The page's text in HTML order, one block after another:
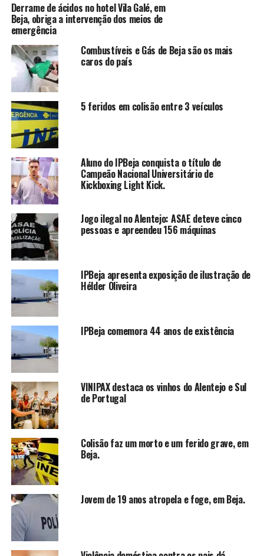
Derrame de ácidos no hotel Vila Galé, em
Beja, obriga a intervenção dos meios de
emergência
Combustíveis e Gás de Beja são os mais
caros do país
5 feridos em colisão entre 3 veículos
Aluno do IPBeja conquista o título de
Campeão Nacional Universitário de
Kickboxing Light Kick.
Jogo ilegal no Alentejo: ASAE deteve cinco
pessoas e apreendeu 156 máquinas
IPBeja apresenta exposição de ilustração de
Hélder Oliveira
IPBeja comemora 44 anos de existência
VINIPAX destaca os vinhos do Alentejo e Sul
de Portugal
Colisão faz um morto e um ferido grave, em
Beja.
Jovem de 19 anos atropela e foge, em Beja.